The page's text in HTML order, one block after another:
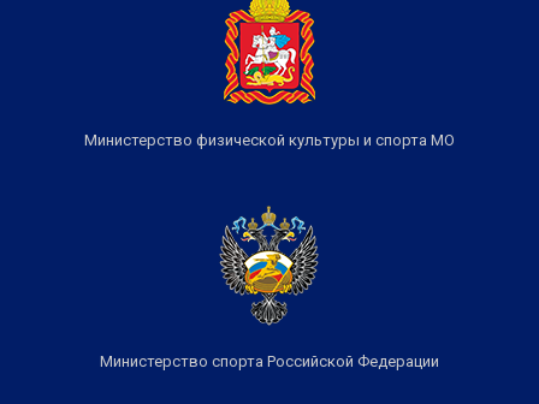
Министерство физической культуры и спорта МО
Министерство спорта Российской Федерации